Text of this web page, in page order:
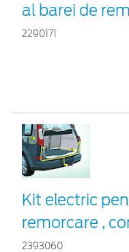
al barei de
2290171
Kit electric
remorcare ,
2393060